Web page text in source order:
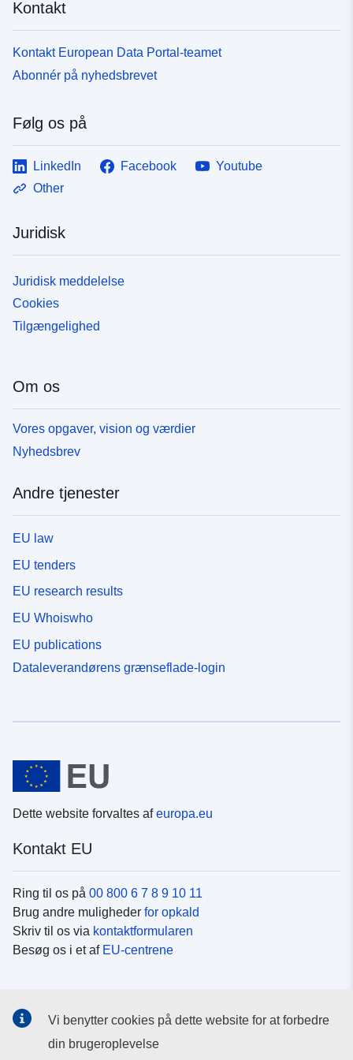
Kontakt
Kontakt European Data Portal-teamet
Abonnér på nyhedsbrevet
Følg os på
LinkedIn Facebook
Youtube
Other
Juridisk
Juridisk meddelelse
Cookies
Tilgængelighed
Om os
Vores opgaver, vision og værdier
Nyhedsbrev
Andre tjenester
EU law
EU tenders
EU research results
EU Whoiswho
EU publications
Dataleverandørens grænseflade-login
Dette website forvaltes afeuropa.eu
Kontakt EU
Ring til os på 00 800 6 7 8 9 10 11
Brug andre muligheder for opkald
Skriv til os via kontaktformularen
Besøg os i et af EU-centrene
Søg efter EU's sider påsociale medier
Vi benytter cookies på dette website for at forbedre
din brugeroplevelse